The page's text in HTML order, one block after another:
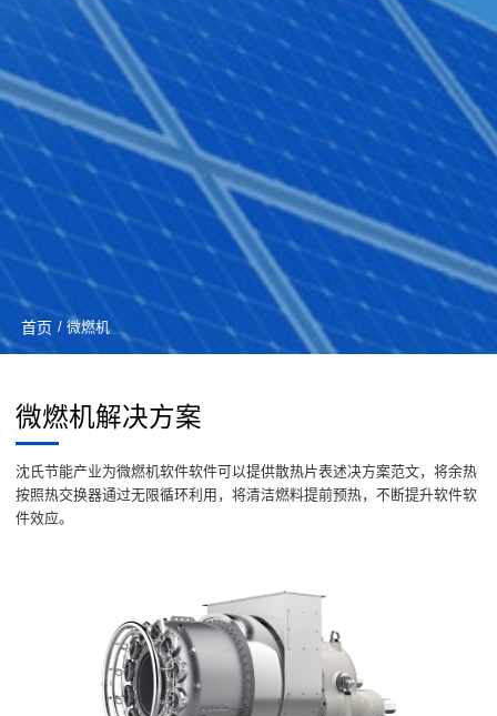
首页 / 微燃机
微燃机解决方案
沈氏节能产业为微燃机软件软件可以提供散热片表述决方案范文，将余热
按照热交换器通过无限循环利用，将清洁燃料提前预热，不断提升软件软
件效应。